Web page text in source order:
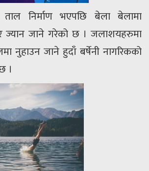
ताल निर्माण भएपछि बेला बेलामा
ज्यान जाने गरेको छ । जलाशयहरुमा
नुहाउन जाने हुदाँ बर्षेनी नागरिकको
।